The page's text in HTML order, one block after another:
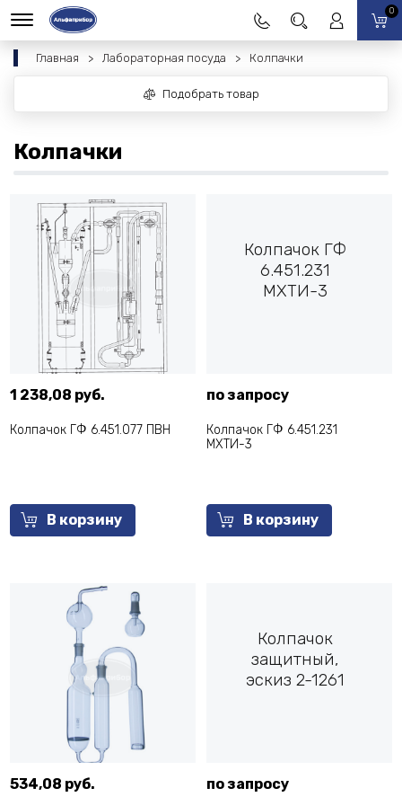
0
Главная Лабораторная посуда Колпачки
Подобрать товар
Колпачки
1 238,08 руб.
Колпачок ГФ 6.451.077 ПВН
В корзину
Колпачок ГФ
6.451.231
МХТИ-3
по запросу
Колпачок ГФ 6.451.231
МХТИ-3
В корзину
534,08 руб.
Колпачок
защитный,
эскиз 2-1261
по запросу